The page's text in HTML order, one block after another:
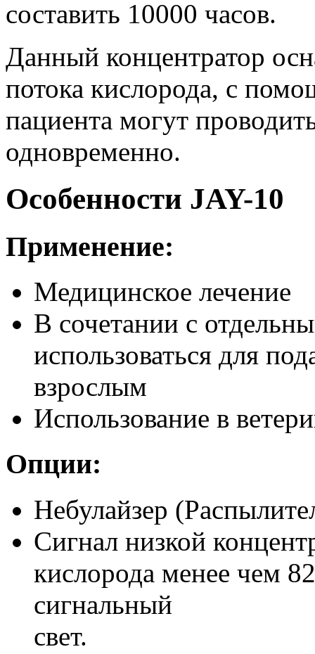
составить 10000 часов.
Данный концентратор
потока кислорода, с
пациента могут
одновременно.
Особенности JAY-10
Применение:
Медицинское лечение
В сочетании с
использоваться для
взрослым
Использование в
Опции:
Небулайзер
Сигнал низкой
кислорода менее чем
сигнальный
свет.